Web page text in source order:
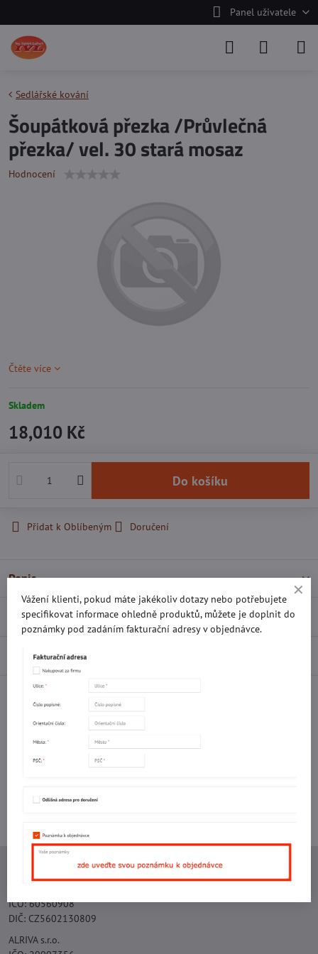
Panel uživatele
Sedlářské kování
Šoupátková přezka /Průvlečná
přezka/ vel. 30 stará mosaz
Hodnocení
Čtěte více
Skladem
18,010 Kč
Do košíku
Přidat k Oblíbeným Doručení
Popis
Recenze 0
Diskuse 0
Facebook TwitterBluesky
Potřebujete poradit s objednávkou?
Kontaktujte nás:
+420 577 523 563
Ing. Vojtěch Lečbych - IVL
IČO: 60560908
DIČ: CZ5602130809
ALRIVA s.r.o.
Vážení klienti, pokud máte jakékoliv dotazy nebo potřebujete
specifikovat informace ohledně produktů, můžete je doplnit do
poznámky pod zadáním fakturační adresy v objednávce.